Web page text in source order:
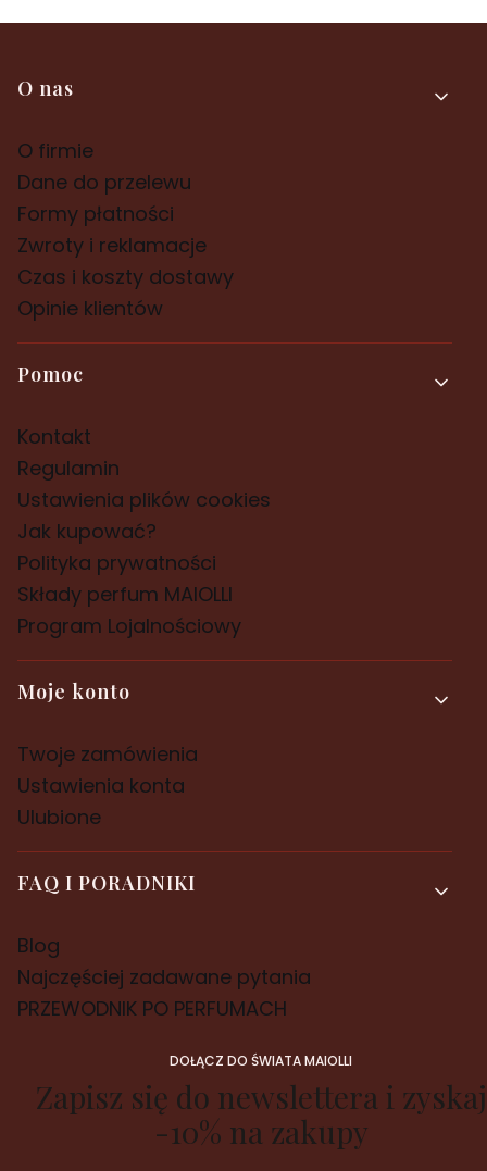
Linki w stopce
O nas
O firmie
Dane do przelewu
Formy płatności
Zwroty i reklamacje
Czas i koszty dostawy
Opinie klientów
Pomoc
Kontakt
Regulamin
Ustawienia plików cookies
Jak kupować?
Polityka prywatności
Składy perfum MAIOLLI
Program Lojalnościowy
Moje konto
Twoje zamówienia
Ustawienia konta
Ulubione
FAQ I PORADNIKI
Blog
Najczęściej zadawane pytania
PRZEWODNIK PO PERFUMACH
DOŁĄCZ DO ŚWIATA MAIOLLI
Zapisz się do newslettera i zyskaj
-10% na zakupy